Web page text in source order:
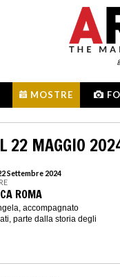
MOSTRE
22 MAGGIO
Settembre 2024
ROMA
accompagnato
parte dalla storia degli